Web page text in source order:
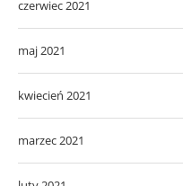
czerwiec 2021
maj 2021
kwiecień 2021
marzec 2021